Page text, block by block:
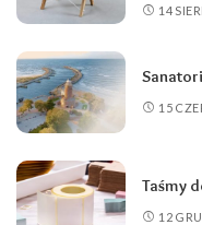
14
15
Taśmy
12